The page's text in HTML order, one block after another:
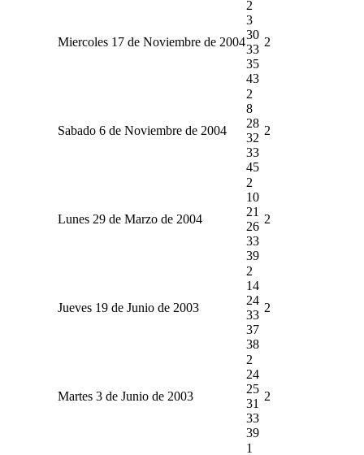
Miercoles 17 de Noviembre de 2004
2
3
30
33
35
43
2
Sabado 6 de Noviembre de 2004
2
8
28
32
33
45
2
Lunes 29 de Marzo de 2004
2
10
21
26
33
39
2
Jueves 19 de Junio de 2003
2
14
24
33
37
38
2
Martes 3 de Junio de 2003
2
24
25
31
33
39
2
1